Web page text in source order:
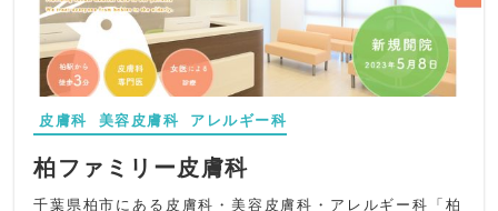
方針を反映し、温かく信頼できる印象を与える設計として
います。
全体を通して、長年にわたり地域医療を支えてきた信頼感
と、現代的で清潔感のある印象を両立させた、皮フ科・泌
尿器科・アレルギー科クリニックにふさわしいホームペー
ジに仕上げています。
受診方法や発熱の症状がある場合の案内、胃カメラ・大腸
カメラの検査など、情報をしっかり入れており、見る人が
疑問に思うことをしっかり解消できるホームページにしま
した。
GoogleのSEO対策を行えるよう、ブログ機能を加えスマー
トフォン対応、来院につながるWEB予約や電話ボタンでの
動線を作り、ホームページに求められる機能を含め、MPク
ラウドでアクセス解析や来院エリア分析できるよう、制作
皮膚科 美容皮膚科 アレルギー科
柏ファミリー皮膚科
千葉県柏市にある皮膚科・美容皮膚科・アレルギー科「柏